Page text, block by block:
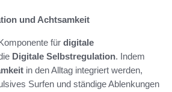
und Achtsamkeit
für digitale
Digitale Selbstregulation. Indem
in den Alltag integriert werden,
Surfen und ständige Ablenkungen